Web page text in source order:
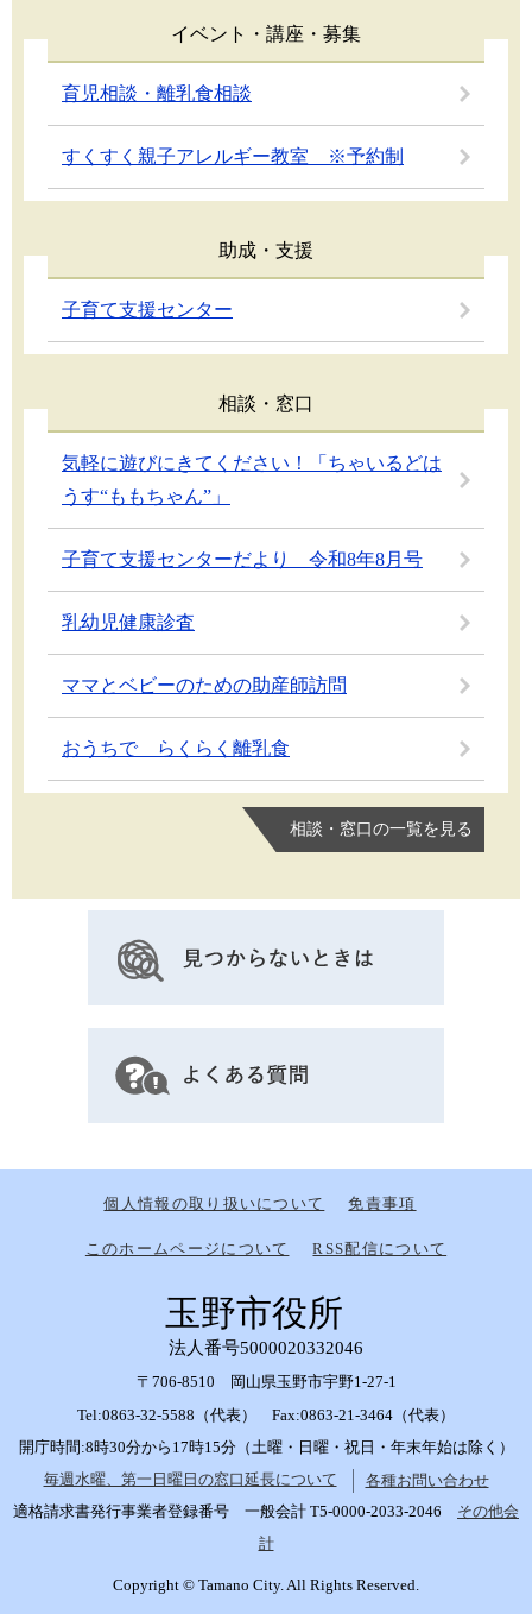
イベント・講座・募集
育児相談・離乳食相談
すくすく親子アレルギー教室 ※予約制
助成・支援
子育て支援センター
相談・窓口
気軽に遊びにきてください！「ちゃいるどは
うす“ももちゃん”」
子育て支援センターだより 令和8年8月号
乳幼児健康診査
ママとベビーのための助産師訪問
おうちで らくらく離乳食
相談・窓口の一覧を見る
個人情報の取り扱いについて 免責事項
このホームページについて RSS配信について
玉野市役所
法人番号5000020332046
〒706-8510 岡山県玉野市宇野1-27-1
Tel:0863-32-5588（代表） Fax:0863-21-3464（代表）
開庁時間:8時30分から17時15分（土曜・日曜・祝日・年末年始は除く）
毎週水曜、第一日曜日の窓口延長について
各種お問い合わせ
適格請求書発行事業者登録番号 一般会計 T5-0000-2033-2046 その他会
計
Copyright © Tamano City. All Rights Reserved.